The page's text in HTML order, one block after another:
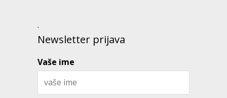
.
Newsletter prijava
Vaše ime